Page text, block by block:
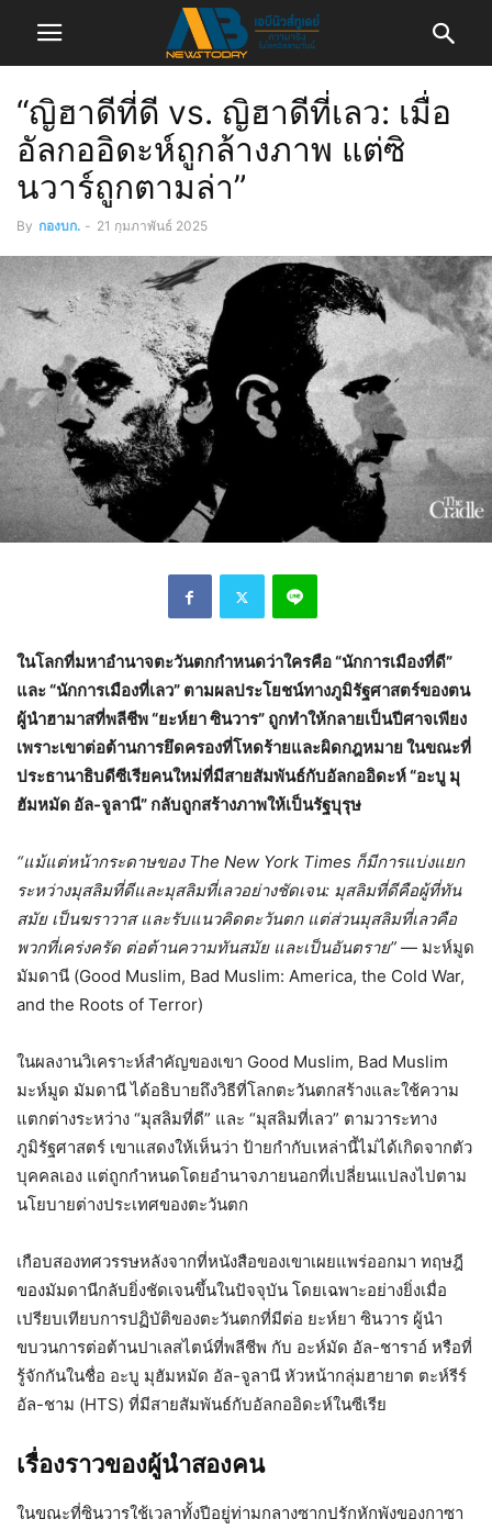
“ญิฮาดีที่ดี vs. ญิฮาดีที่เลว: เมื่อ
อัลกออิดะห์ถูกล้างภาพ แต่ซิ
นวาร์ถูกตามล่า”
By กองบก. - 21 กุมภาพันธ์ 2025
ในโลกที่มหาอำนาจตะวันตกกำหนดว่าใครคือ “นักการเมืองที่ดี”
และ “นักการเมืองที่เลว” ตามผลประโยชน์ทางภูมิรัฐศาสตร์ของตน
ผู้นำฮามาสที่พลีชีพ “ยะห์ยา ซินวาร” ถูกทำให้กลายเป็นปีศาจเพียง
เพราะเขาต่อต้านการยึดครองที่โหดร้ายและผิดกฎหมาย ในขณะที่
ประธานาธิบดีซีเรียคนใหม่ที่มีสายสัมพันธ์กับอัลกออิดะห์ “อะบู มุ
ฮัมหมัด อัล-จูลานี” กลับถูกสร้างภาพให้เป็นรัฐบุรุษ
“แม้แต่หน้ากระดาษของ The New York Times ก็มีการแบ่งแยก
ระหว่างมุสลิมที่ดีและมุสลิมที่เลวอย่างชัดเจน: มุสลิมที่ดีคือผู้ที่ทัน
สมัย เป็นฆราวาส และรับแนวคิดตะวันตก แต่ส่วนมุสลิมที่เลวคือ
พวกที่เคร่งครัด ต่อต้านความทันสมัย และเป็นอันตราย” — มะห์มูด
มัมดานี (Good Muslim, Bad Muslim: America, the Cold War,
and the Roots of Terror)
ในผลงานวิเคราะห์สำคัญของเขา Good Muslim, Bad Muslim
มะห์มูด มัมดานี ได้อธิบายถึงวิธีที่โลกตะวันตกสร้างและใช้ความ
แตกต่างระหว่าง “มุสลิมที่ดี” และ “มุสลิมที่เลว” ตามวาระทาง
ภูมิรัฐศาสตร์ เขาแสดงให้เห็นว่า ป้ายกำกับเหล่านี้ไม่ได้เกิดจากตัว
บุคคลเอง แต่ถูกกำหนดโดยอำนาจภายนอกที่เปลี่ยนแปลงไปตาม
นโยบายต่างประเทศของตะวันตก
เกือบสองทศวรรษหลังจากที่หนังสือของเขาเผยแพร่ออกมา ทฤษฎี
ของมัมดานีกลับยิ่งชัดเจนขึ้นในปัจจุบัน โดยเฉพาะอย่างยิ่งเมื่อ
เปรียบเทียบการปฏิบัติของตะวันตกที่มีต่อ ยะห์ยา ซินวาร ผู้นำ
ขบวนการต่อต้านปาเลสไตน์ที่พลีชีพ กับ อะห์มัด อัล-ชาราอ์ หรือที่
รู้จักกันในชื่อ อะบู มุฮัมหมัด อัล-จูลานี หัวหน้ากลุ่มฮายาต ตะห์รีร์
อัล-ชาม (HTS) ที่มีสายสัมพันธ์กับอัลกออิดะห์ในซีเรีย
เรื่องราวของผู้นำสองคน
ในขณะที่ซินวารใช้เวลาทั้งปีอยู่ท่ามกลางซากปรักหักพังของกาซา